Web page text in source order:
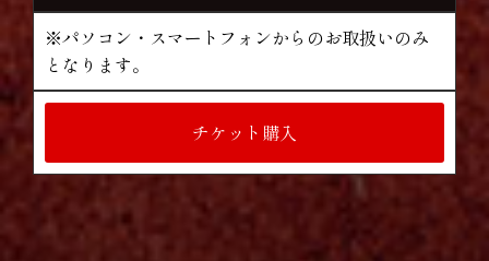
※パソコン・スマートフォンからのお取扱いのみ
となります。
チケット購入